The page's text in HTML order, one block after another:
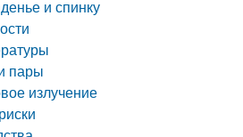
и спинку
пары
излучение